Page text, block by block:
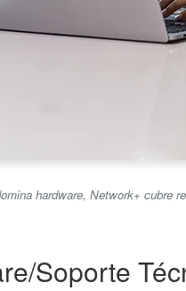
hardware, Network+ cubre
Soporte